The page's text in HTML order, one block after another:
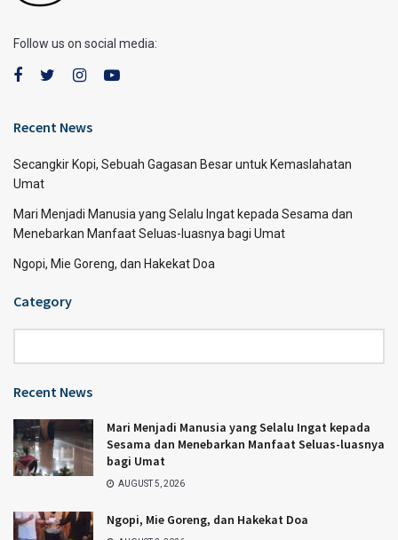
Follow us on social media:
Recent News
Secangkir Kopi, Sebuah Gagasan Besar untuk Kemaslahatan
Umat
Mari Menjadi Manusia yang Selalu Ingat kepada Sesama dan
Menebarkan Manfaat Seluas-luasnya bagi Umat
Ngopi, Mie Goreng, dan Hakekat Doa
Category
Recent News
Mari Menjadi Manusia yang Selalu Ingat kepada
Sesama dan Menebarkan Manfaat Seluas-luasnya
bagi Umat
AUGUST 5, 2026
Ngopi, Mie Goreng, dan Hakekat Doa